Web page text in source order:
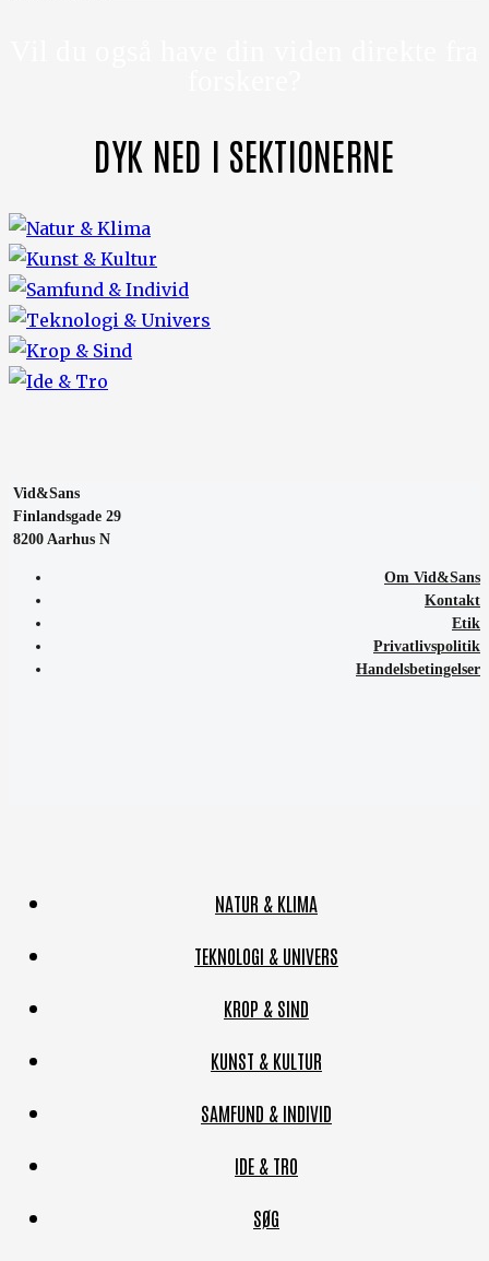
DYK NED I SEKTIONERNE
Vid&Sans
Finlandsgade 29
8200 Aarhus N
Om Vid&Sans
Kontakt
Etik
Privatlivspolitik
Handelsbetingelser
NATUR & KLIMA
TEKNOLOGI & UNIVERS
KROP & SIND
KUNST & KULTUR
SAMFUND & INDIVID
IDE & TRO
SØG